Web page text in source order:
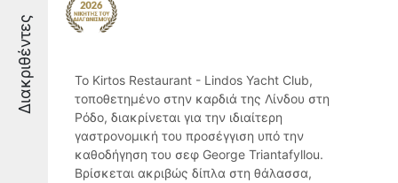
Διακριθέντες
Το Kirtos Restaurant - Lindos Yacht Club,
τοποθετημένο στην καρδιά της Λίνδου στη
Ρόδο, διακρίνεται για την ιδιαίτερη
γαστρονομική του προσέγγιση υπό την
καθοδήγηση του σεφ George Triantafyllou.
Βρίσκεται ακριβώς δίπλα στη θάλασσα,